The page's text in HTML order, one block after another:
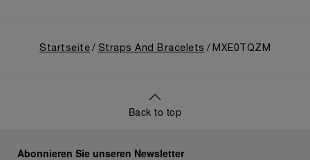
Startseite Straps And Bracelets MXE0TQZM
Back to top
Abonnieren Sie unseren Newsletter